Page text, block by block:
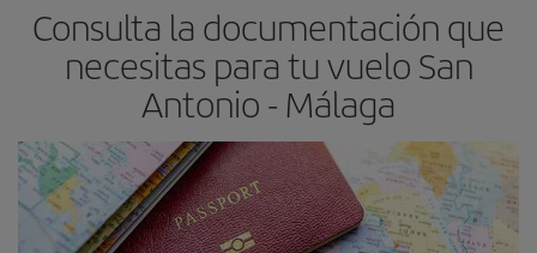
avión más baratos te saldrán. Además, si buscas los vuelos con
las fechas y los horarios del viaje un poco abiertos, podráselegir
el precio más barato.
Consulta la documentación que
necesitas para tu vuelo San
Antonio - Málaga